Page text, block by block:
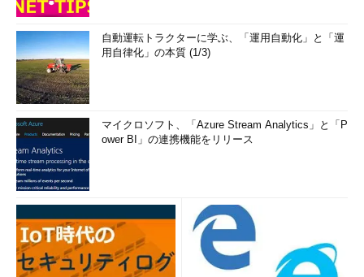
自動運転トラクターに学ぶ、「運用自動化」と「運
用自律化」の本質 (1/3)
マイクロソフト、「Azure Stream Analytics」と「P
ower BI」の連携機能をリリース